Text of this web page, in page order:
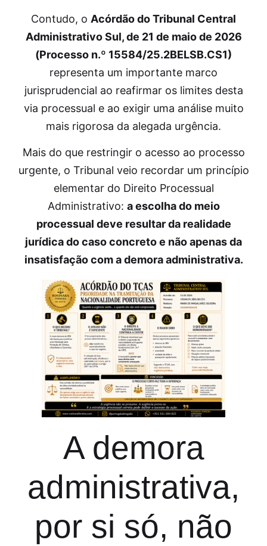
Contudo, o Acórdão do Tribunal Central
Administrativo Sul, de 21 de maio de 2026
(Processo n.º 15584/25.2BELSB.CS1)
representa um importante marco
jurisprudencial ao reafirmar os limites desta
via processual e ao exigir uma análise muito
mais rigorosa da alegada urgência.
Mais do que restringir o acesso ao processo
urgente, o Tribunal veio recordar um princípio
elementar do Direito Processual
Administrativo: a escolha do meio
processual deve resultar da realidade
jurídica do caso concreto e não apenas da
insatisfação com a demora administrativa.
A demora
administrativa,
por si só, não